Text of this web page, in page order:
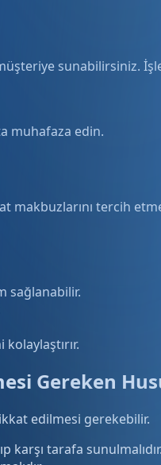
sunabilirsiniz.
muhafaza edin.
makbuzlarını tercih
sağlanabilir.
Gereken
edilmesi gerekebilir.
karşı tarafa sunulmalıdır.